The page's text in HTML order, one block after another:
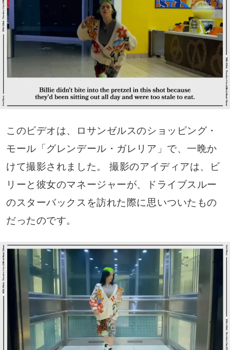
このビデオは、ロサンゼルスのショッピング・
モール「グレンデール・ガレリア」で、一晩か
けて撮影されました。 撮影のアイディアは、ビ
リーと彼女のマネージャーが、ドライブスルー
のスターバックスを訪れた際に思いついたもの
だったのです。